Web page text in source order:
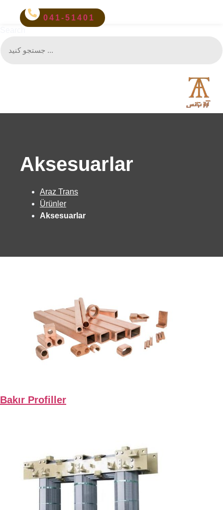
041-51401
Aksesuarlar
Araz Trans
Ürünler
Aksesuarlar
Bakır Profiller